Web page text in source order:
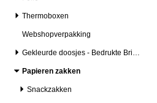
Thermoboxen
Webshopverpakking
Gekleurde doosjes - Bedrukte Brievenbusdozen
Papieren zakken
Snackzakken